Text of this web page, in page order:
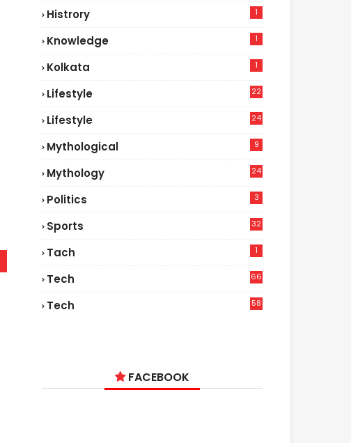
Histrory 1
Knowledge 1
Kolkata 1
Lifestyle
22
Lifestyle
24
Mythological 9
Mythology 24
Politics 3
Sports 32
Tach 1
Tech
66
Tech
58
FACEBOOK